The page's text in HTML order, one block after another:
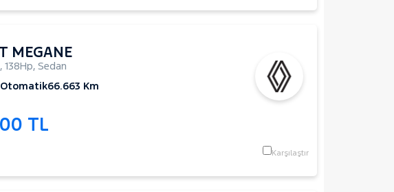
MEGANE
, 138Hp, Sedan
Otomatik66.663 Km
TL
Karşılaştır